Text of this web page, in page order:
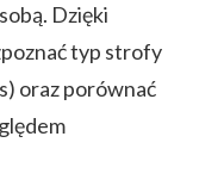
Dzięki
typ strofy
oraz porównać